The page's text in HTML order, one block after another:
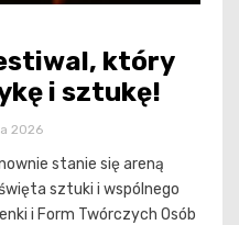
który
i sztukę!
2026
stanie się areną
sztuki i wspólnego
i Form Twórczych Osób